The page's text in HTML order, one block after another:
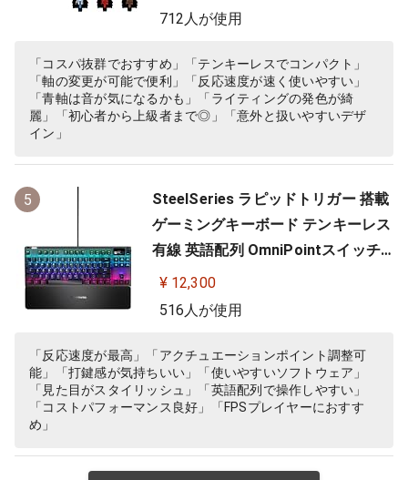
ル G-PKB-002 国内正規品 【 ファイ
】
712人が使用
「コスパ抜群でおすすめ」「テンキーレスでコンパクト」
「軸の変更が可能で便利」「反応速度が速く使いやすい」
「青軸は音が気になるかも」「ライティングの発色が綺
麗」「初心者から上級者まで◎」「意外と扱いやすいデザ
イン」
5
SteelSeries ラピッドトリガー 搭載
ゲーミングキーボード テンキーレス
有線 英語配列 OmniPointスイッチ
有機ELディスプレイ搭載 Apex Pro
TKL US 64734 ブラック
¥ 12,300
516人が使用
「反応速度が最高」「アクチュエーションポイント調整可
能」「打鍵感が気持ちいい」「使いやすいソフトウェア」
「見た目がスタイリッシュ」「英語配列で操作しやすい」
「コストパフォーマンス良好」「FPSプレイヤーにおすす
め」